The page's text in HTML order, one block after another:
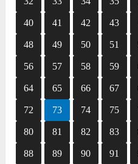
40 41 42 43
48 49 50 51
56 57 58 59
64 65 66 67
72 73 74 75
80 81 82 83
88 89 90 91